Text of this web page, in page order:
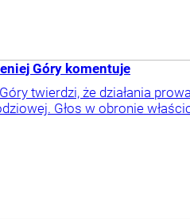
Góry komentuje
twierdzi, że działania
Głos w obronie